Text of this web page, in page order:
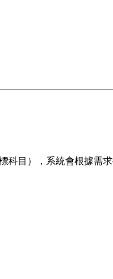
科目），系統會根據需求